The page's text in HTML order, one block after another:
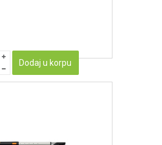
Dodaj u korpu